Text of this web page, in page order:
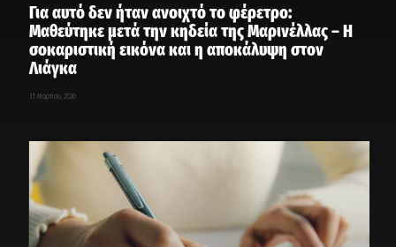
Για αυτό δεν ήταν ανοιχτό το φέρετρο:
Μαθεύτηκε μετά την κηδεία της Μαρινέλλας – Η
σοκαριστική εικόνα και η αποκάλυψη στον
Λιάγκα
31 Μαρτίου, 2026